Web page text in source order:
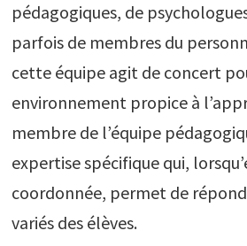
pédagogiques, de
parfois de membres du
cette équipe agit de concert
environnement propice à
membre de l’équipe
expertise spécifique qui,
coordonnée, permet de
variés des élèves.